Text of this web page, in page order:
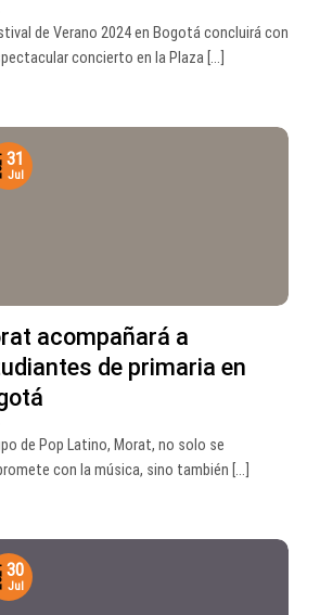
de Verano 2024 en Bogotá concluirá con
concierto en la Plaza [...]
acompañará a
de primaria en
de Pop Latino, Morat, no solo se
con la música, sino también [...]
31
Jul
30
Jul